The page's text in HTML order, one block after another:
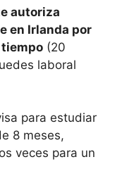
autoriza
en Irlanda por
tiempo (20
laboral
para estudiar
8 meses,
veces para un